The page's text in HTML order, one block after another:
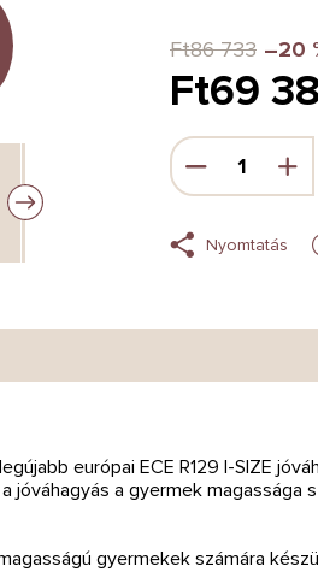
5-
0,0
CSILLAG.
Ft86 733 –20
Ft69
Egységár:
Nyomtatás
európai ECE R129 I-SIZE
a gyermek
gyermekek számára